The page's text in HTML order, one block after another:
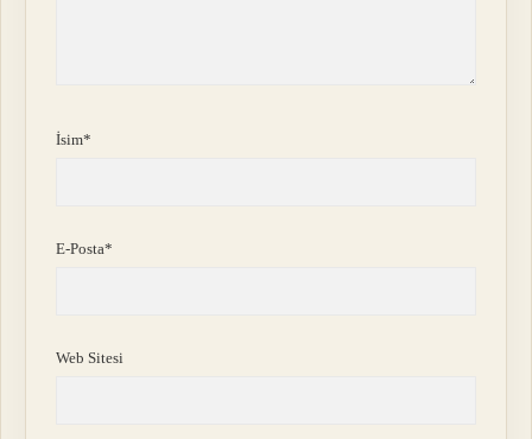
İsim*
E-Posta*
Web Sitesi